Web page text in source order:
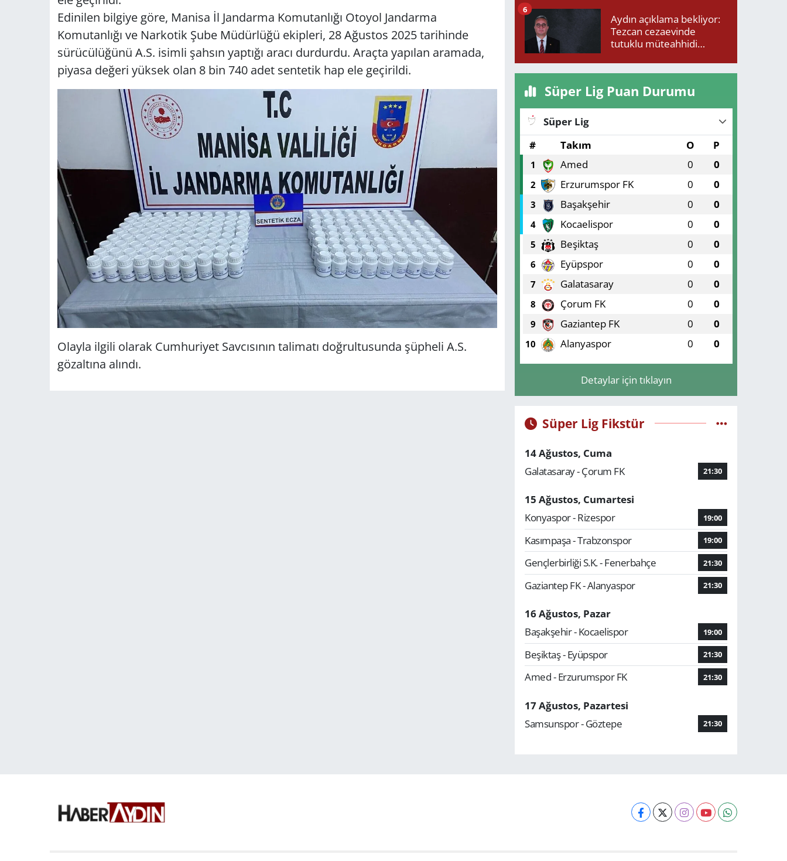
Edinilen bilgiye göre, Manisa İl Jandarma Komutanlığı Otoyol Jandarma
Komutanlığı ve Narkotik Şube Müdürlüğü ekipleri, 28 Ağustos 2025 tarihinde
sürücülüğünü A.S. isimli şahsın yaptığı aracı durdurdu. Araçta yapılan aramada,
piyasa değeri yüksek olan 8 bin 740 adet sentetik hap ele geçirildi.
Olayla ilgili olarak Cumhuriyet Savcısının talimatı doğrultusunda şüpheli A.S.
gözaltına alındı.
Aydın açıklama bekliyor:
Tezcan cezaevinde
tutuklu müteahhidi
6
Süper Lig Puan Durumu
Süper Lig
#
Takım O P
1 Amed 0 0
2 Erzurumspor FK 0 0
3 Başakşehir 0 0
4 Kocaelispor 0 0
5 Beşiktaş 0 0
6 Eyüpspor 0 0
7 Galatasaray 0 0
8 Çorum FK 0 0
9 Gaziantep FK 0 0
10 Alanyaspor 0 0
Detaylar için tıklayın
Süper Lig Fikstür
14 Ağustos, Cuma
Galatasaray - Çorum FK
21:30
15 Ağustos, Cumartesi
Konyaspor - Rizespor
19:00
Kasımpaşa - Trabzonspor 19:00
Gençlerbirliği S.K. - Fenerbahçe 21:30
Gaziantep FK - Alanyaspor 21:30
16 Ağustos, Pazar
Başakşehir - Kocaelispor
19:00
Beşiktaş - Eyüpspor 21:30
Amed - Erzurumspor FK 21:30
17 Ağustos, Pazartesi
Samsunspor - Göztepe
21:30